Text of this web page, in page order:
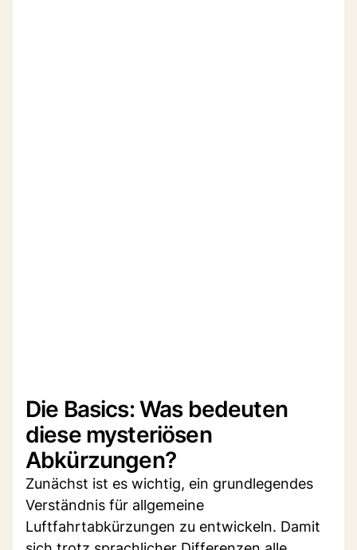
Die Basics: Was bedeuten
diese mysteriösen
Abkürzungen?
Zunächst ist es wichtig, ein grundlegendes
Verständnis für allgemeine
Luftfahrtabkürzungen zu entwickeln. Damit